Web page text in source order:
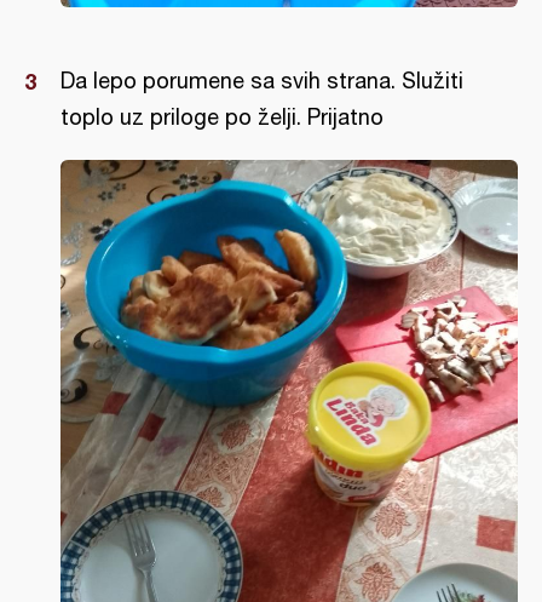
Da lepo porumene sa svih strana. Služiti
toplo uz priloge po želji. Prijatno